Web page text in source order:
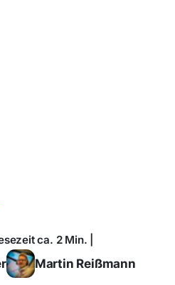
ca. 2 Min. |
Martin Reißmann